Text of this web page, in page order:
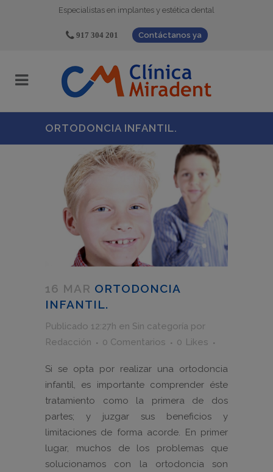
Especialistas en implantes y estética dental
917 304 201 Contáctanos ya
ORTODONCIA INFANTIL.
16 MAR ORTODONCIA
INFANTIL.
Publicado 12:27h en Sin categoría por
Redacción
0 Comentarios 0 Likes
Si se opta por realizar una ortodoncia
infantil, es importante comprender éste
tratamiento como la primera de dos
partes; y juzgar sus beneficios y
limitaciones de forma acorde. En primer
lugar, muchos de los problemas que
solucionamos con la ortodoncia son